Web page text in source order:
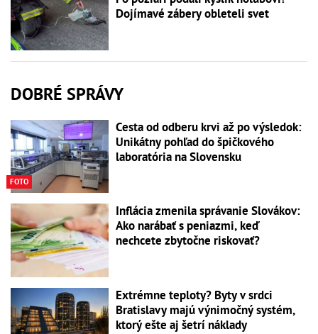
Dojímavé zábery obleteli svet
DOBRÉ SPRÁVY
FOTO
Cesta od odberu krvi až po výsledok:
Unikátny pohľad do špičkového
laboratória na Slovensku
Inflácia zmenila správanie Slovákov:
Ako narábať s peniazmi, keď
nechcete zbytočne riskovať?
Extrémne teploty? Byty v srdci
Bratislavy majú výnimočný systém,
ktorý ešte aj šetrí náklady